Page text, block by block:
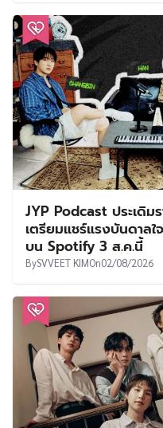
JYP Podcast ประเดิม
เตรียมแชร์แรงบันดาลใ
บน Spotify 3 ส.ค.นี้
BySVVEET KIMOn02/08/2026